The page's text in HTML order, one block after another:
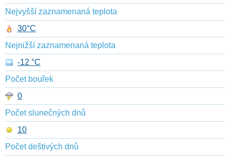
Nejvyšší zaznamenaná teplota
30°C
Nejnižší zaznamenaná teplota
-12 °C
Počet bouřek
0
Počet slunečných dnů
10
Počet deštivých dnů